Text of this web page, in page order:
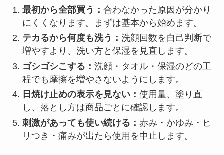
最初から全部買う： 合わなかった原因が分かり
にくくなります。まずは基本から始めます。
テカるから何度も洗う： 洗顔回数を自己判断で
増やすより、洗い方と保湿を見直します。
ゴシゴシこする： 洗顔・タオル・保湿のどの工
程でも摩擦を増やさないようにします。
日焼け止めの表示を見ない： 使用量、塗り直
し、落とし方は商品ごとに確認します。
刺激があっても使い続ける： 赤み・かゆみ・ヒ
リつき・痛みが出たら使用を中止します。